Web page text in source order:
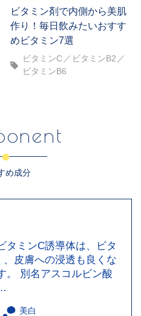
ビタミン剤で内側から美肌
作り！毎日飲みたいおすす
めビタミン7選
ビタミンC
ビタミンB2
ビタミンB6
め成分
タミンC誘導体は、ビタ
、皮膚への浸透も良くな
。 別名アスコルビン酸
美白